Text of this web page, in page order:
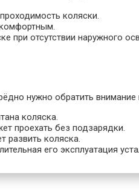
коляски.
при отсутствии наружного
нужно обратить
коляска.
проехать без подзарядки.
развить коляска.
его эксплуатация